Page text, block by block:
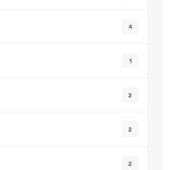
4
1
2
2
2